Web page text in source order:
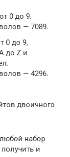
0 до 9.
— 7089.
0 до 9,
до Z и
— 4296.
двоичного
набор
и